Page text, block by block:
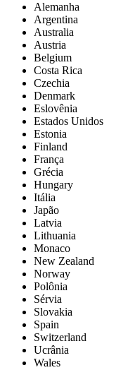
Alemanha
Argentina
Australia
Austria
Belgium
Costa Rica
Czechia
Denmark
Eslovênia
Estados Unidos
Estonia
Finland
França
Grécia
Hungary
Itália
Japão
Latvia
Lithuania
Monaco
New Zealand
Norway
Polônia
Sérvia
Slovakia
Spain
Switzerland
Ucrânia
Wales